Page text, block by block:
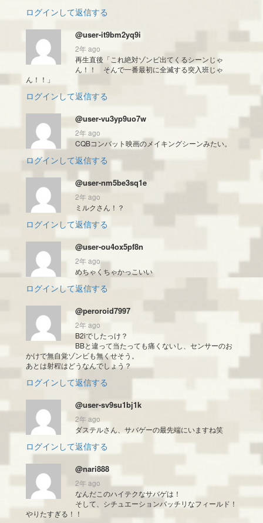
ログインして返信する
@user-it9bm2yq9i
2年 ago
再生直後「これ絶対ゾンビ出てくるシーンじゃ
ん！！ そんで一番最初に全滅する突入班じゃ
ん！！」
ログインして返信する
@user-vu3yp9uo7w
2年 ago
CQBコンバット映画のメイキングシーンみたい。
ログインして返信する
@user-nm5be3sq1e
2年 ago
ミルクさん！？
ログインして返信する
@user-ou4ox5pf8n
2年 ago
めちゃくちゃかっこいい
ログインして返信する
@peroroid7997
2年 ago
B2iでしたっけ？
BBと違って当たっても痛くないし、センサーのお
かけで無自覚ゾンビも無くせそう。
あとは射程はどうなんでしょう？
ログインして返信する
@user-sv9su1bj1k
2年 ago
ダステルさん、サバゲーの最先端にいますね笑
ログインして返信する
@nari888
2年 ago
なんだこのハイテクなサバゲは！
そして、シチュエーションバッチリなフィールド！
やりたすぎる！！